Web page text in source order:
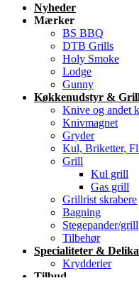
Nyheder
Mærker
BS BBQ
DTB Grills
Holy Smoke
Lodge
Gunny
Køkkenudstyr &
Knive og andet
Knivmagnet
Gryder
Kul, Briketter,
Grill
Kul grill
Gas grill
Grillrist skrabere
Bagning
Stegepander/
Tilbehør
Specialiteter &
Krydderier
Tilbud